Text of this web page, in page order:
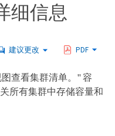
细信息
建议更改 PDF
查看集群清单。" 容
所有集群中存储容量和